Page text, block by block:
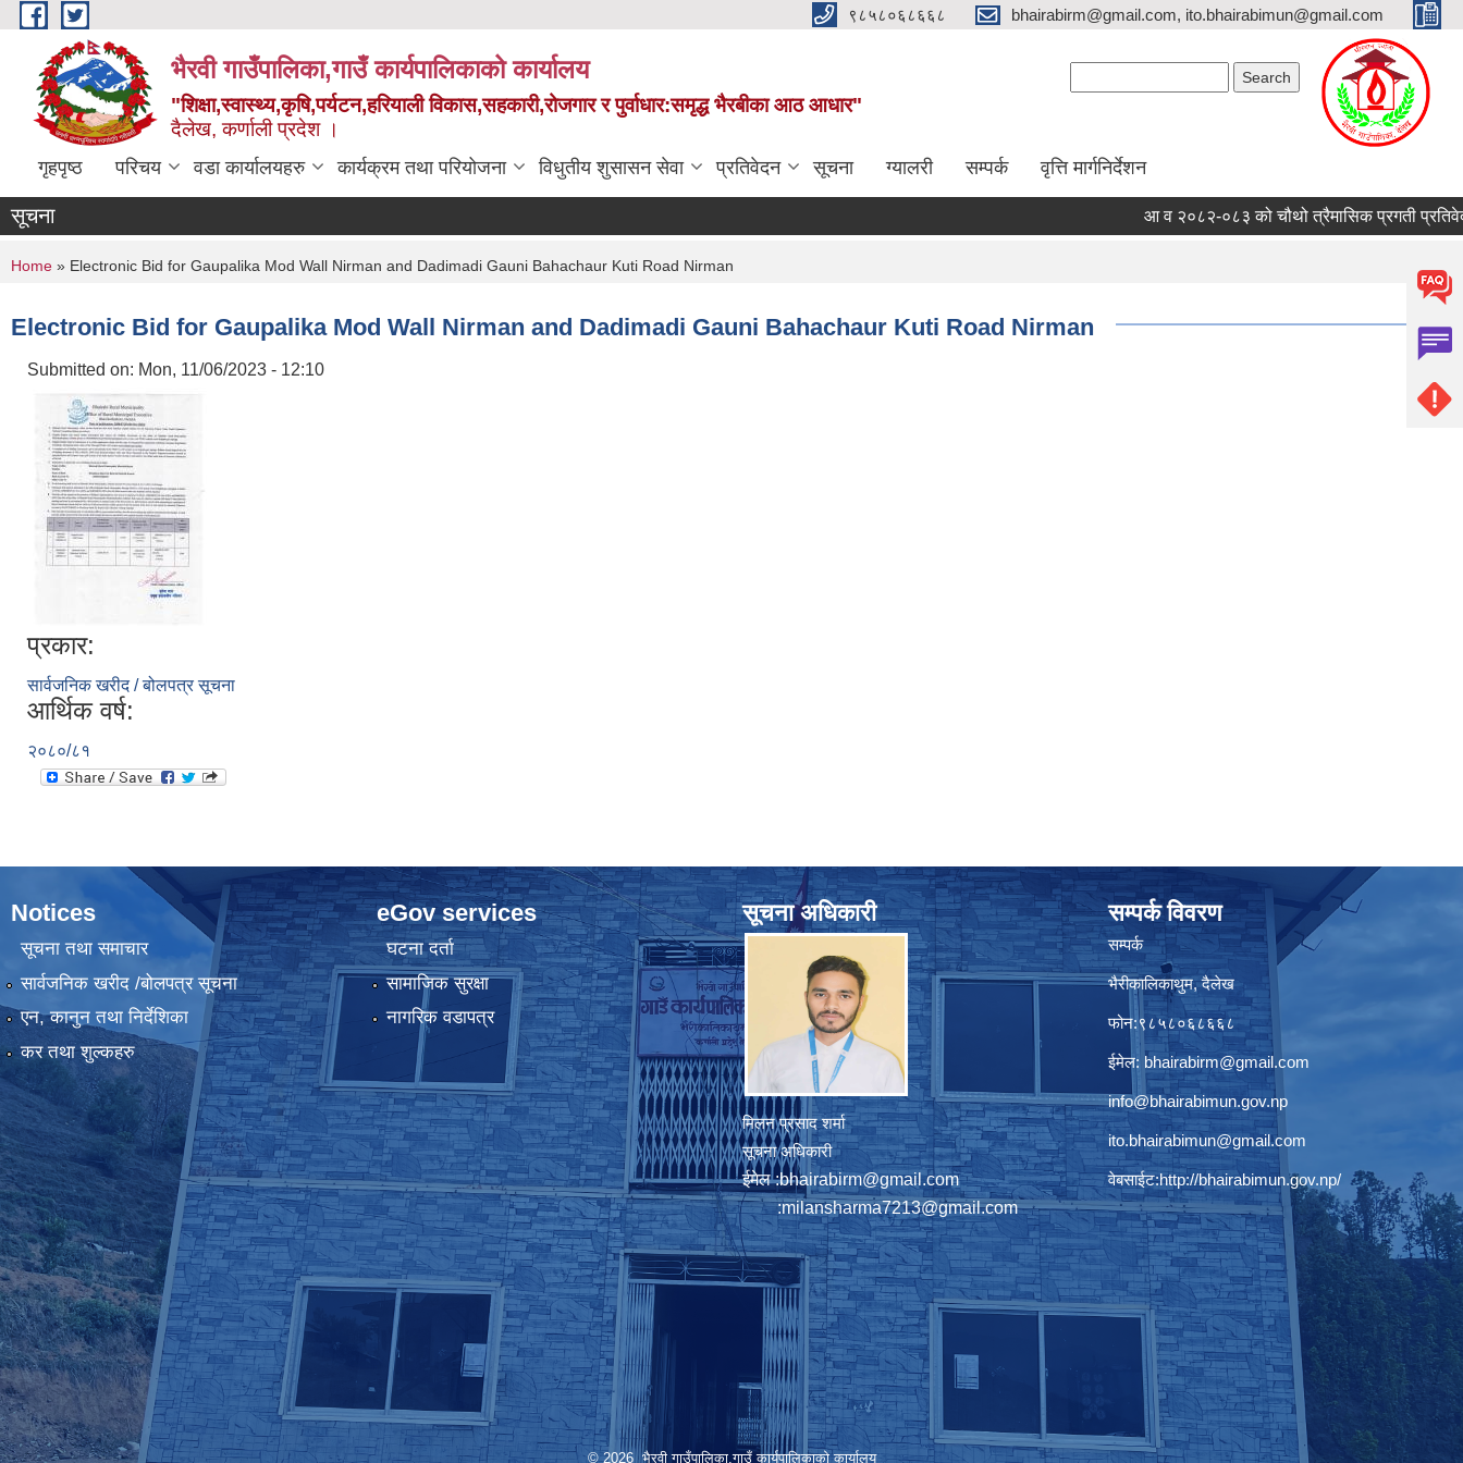
Skip to main content ९८५८०६८६६८ bhairabirm@gmail.com, ito.bhairabimun@gmail.com
भैरवी गाउँपालिका,गाउँ कार्यपालिकाको कार्यालय
"शिक्षा,स्वास्थ्य,कृषि,पर्यटन,हरियाली विकास,सहकारी,रोजगार र पुर्वाधार:समृद्ध भैरबीका आठ आधार"
दैलेख, कर्णाली प्रदेश ।
गृहपृष्ठ परिचय वडा कार्यालयहरु कार्यक्रम तथा परियोजना विधुतीय शुसासन सेवा प्रतिवेदन सूचना ग्यालरी सम्पर्क वृत्ति मार्गनिर्देशन
सूचना आ व २०८२-०८३ को चौथो त्रैमासिक प्रगती प्रतिवेदन
You are here
Home » Electronic Bid for Gaupalika Mod Wall Nirman and Dadimadi Gauni Bahachaur Kuti Road Nirman
Electronic Bid for Gaupalika Mod Wall Nirman and Dadimadi Gauni Bahachaur Kuti Road Nirman
Submitted on: Mon, 11/06/2023 - 12:10
प्रकार:
सार्वजनिक खरीद / बोलपत्र सूचना
आर्थिक वर्ष:
२०८०/८१
Notices
सूचना तथा समाचार
सार्वजनिक खरीद /बोलपत्र सूचना
एन, कानुन तथा निर्देशिका
कर तथा शुल्कहरु
eGov services
घटना दर्ता
सामाजिक सुरक्षा
नागरिक वडापत्र
सूचना अधिकारी
मिलन प्रसाद शर्मा
सूचना अधिकारी
ईमेल :bhairabirm@gmail.com
:milansharma7213@gmail.com
सम्पर्क विवरण
सम्पर्क
भैरीकालिकाथुम, दैलेख
फोन:९८५८०६८६६८
ईमेल: bhairabirm@gmail.com
info@bhairabimun.gov.np
ito.bhairabimun@gmail.com
वेबसाईट:http://bhairabimun.gov.np/
© 2026 भैरवी गाउँपालिका,गाउँ कार्यपालिकाको कार्यालय